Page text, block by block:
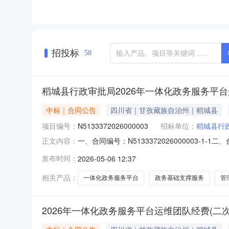
招投标 58
稻城县行政审批局2026年一体化政务服务平
中标｜合同公告
四川省｜甘孜藏族自治州｜稻城县
项目编号： N5133372026000003 招标单位： 稻城县行
正文内容： 一、合同编号：N5133372026000003-1-1二
甘孜分公司地址：四川省甘孜藏族自治州康定
发布时间： 2026-05-06 12:37
相关产品：
一体化政务服务平台 政务基础支撑服务 管
2026年一体化政务服务平台运维团队经费(二